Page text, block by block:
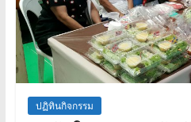
ปฏิทินกิจกรรม